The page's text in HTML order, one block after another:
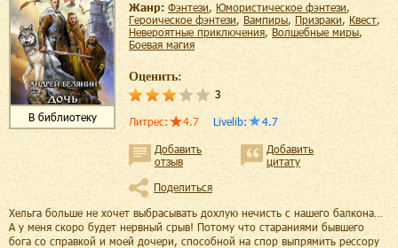
В библиотеку
Жанр:
фэнтези, юмористическое фэнтези,
героическое фэнтези, вампиры, призраки, квест,
невероятные приключения, волшебные миры,
боевая магия
Оценить:
3
Литрес: 4.7 Livelib: 4.7
Добавить
отзыв
Добавить
цитату
Поделиться
Хельга больше не хочет выбрасывать дохлую нечисть с нашего балкона…
А у меня скоро будет нервный срыв! Потому что стараниями бывшего
бога со справкой и моей дочери, способной на спор выпрямить рессору